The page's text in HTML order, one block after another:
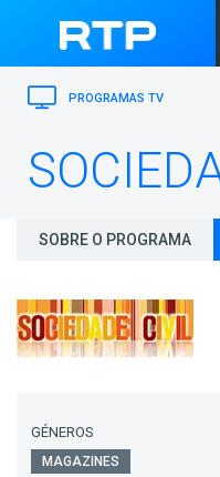
PROGRAMAS TV
SOBRE O PROGRAMA
GÉNEROS
MAGAZINES